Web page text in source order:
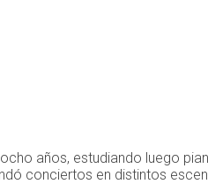
años, estudiando luego
conciertos en distintos